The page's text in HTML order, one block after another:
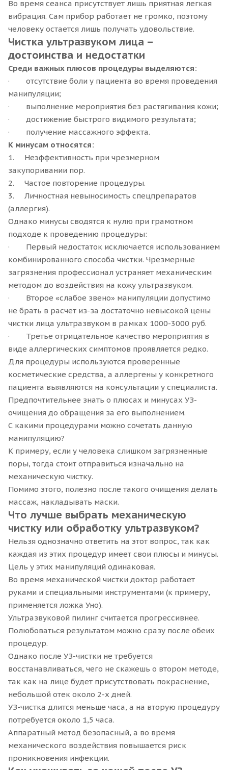
Во время сеанса присутствует лишь приятная легкая
вибрация. Сам прибор работает не громко, поэтому
человеку остается лишь получать удовольствие.
Чистка ультразвуком лица –
достоинства и недостатки
Среди важных плюсов процедуры выделяются:
· отсутствие боли у пациента во время проведения
манипуляции;
· выполнение мероприятия без растягивания кожи;
· достижение быстрого видимого результата;
· получение массажного эффекта.
К минусам относятся:
1. Неэффективность при чрезмерном
закупоривании пор.
2. Частое повторение процедуры.
3. Личностная невыносимость спецпрепаратов
(аллергия).
Однако минусы сводятся к нулю при грамотном
подходе к проведению процедуры:
· Первый недостаток исключается использованием
комбинированного способа чистки. Чрезмерные
загрязнения профессионал устраняет механическим
методом до воздействия на кожу ультразвуком.
· Второе «слабое звено» манипуляции допустимо
не брать в расчет из-за достаточно невысокой цены
чистки лица ультразвуком в рамках 1000-3000 руб.
· Третье отрицательное качество мероприятия в
виде аллергических симптомов проявляется редко.
Для процедуры используются проверенные
косметические средства, а аллергены у конкретного
пациента выявляются на консультации у специалиста.
Предпочтительнее знать о плюсах и минусах УЗ-
очищения до обращения за его выполнением.
С какими процедурами можно сочетать данную
манипуляцию?
К примеру, если у человека слишком загрязненные
поры, тогда стоит отправиться изначально на
механическую чистку.
Помимо этого, полезно после такого очищения делать
массаж, накладывать маски.
Что лучше выбрать механическую
чистку или обработку ультразвуком?
Нельзя однозначно ответить на этот вопрос, так как
каждая из этих процедур имеет свои плюсы и минусы.
Цель у этих манипуляций одинаковая.
Во время механической чистки доктор работает
руками и специальными инструментами (к примеру,
применяется ложка Уно).
Ультразвуковой пилинг считается прогрессивнее.
Полюбоваться результатом можно сразу после обеих
процедур.
Однако после УЗ-чистки не требуется
восстанавливаться, чего не скажешь о втором методе,
так как на лице будет присутствовать покраснение,
небольшой отек около 2-х дней.
УЗ-чистка длится меньше часа, а на вторую процедуру
потребуется около 1,5 часа.
Аппаратный метод безопасный, а во время
механического воздействия повышается риск
проникновения инфекции.